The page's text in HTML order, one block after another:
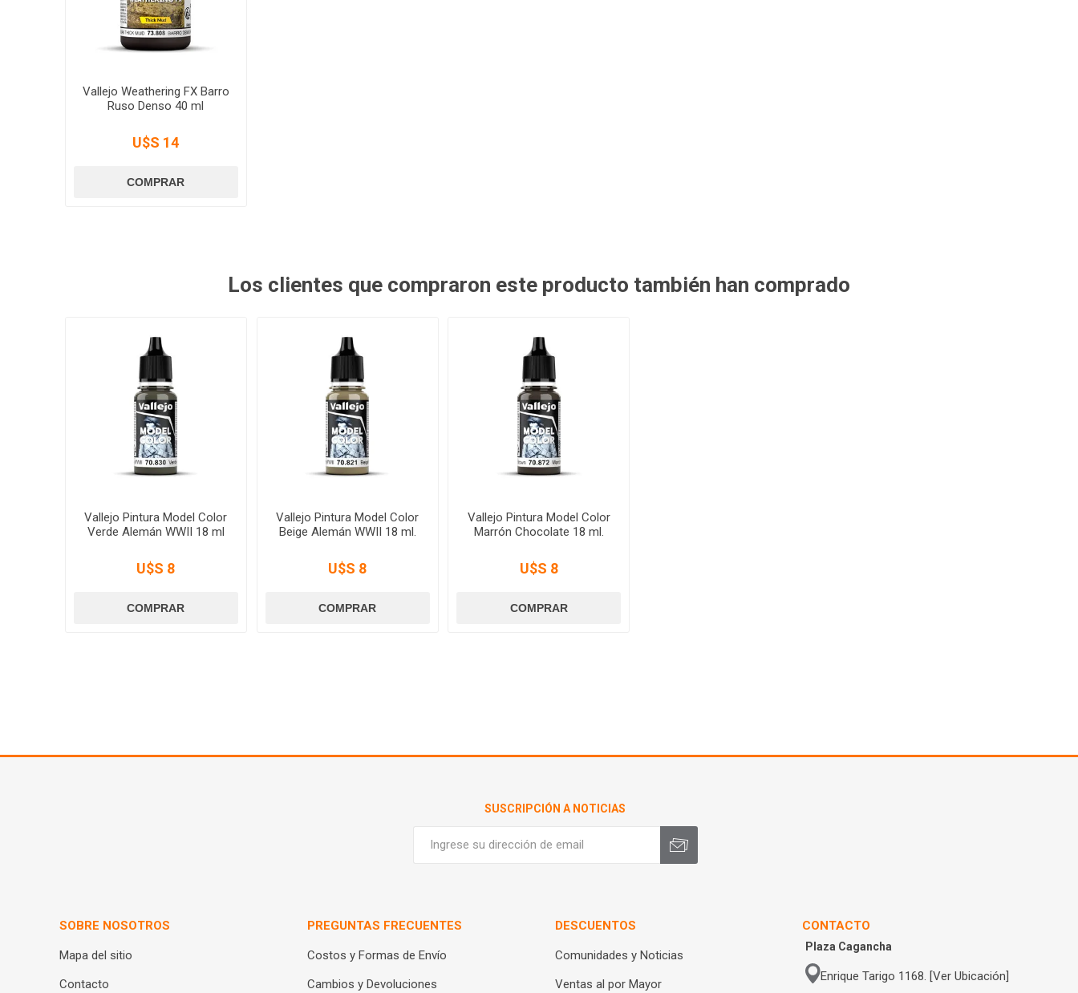
Vallejo Weathering FX Barro
Ruso Denso 40 ml
U$S 14
Los clientes que compraron este producto también han comprado
Vallejo Pintura Model Color
Verde Alemán WWII 18 ml
U$S 8
Vallejo Pintura Model Color
Beige Alemán WWII 18 ml.
U$S 8
Vallejo Pintura Model Color
Marrón Chocolate 18 ml.
U$S 8
SUSCRIPCIÓN A NOTICIAS
SOBRE NOSOTROS
Mapa del sitio
Contacto
PREGUNTAS FRECUENTES
Costos y Formas de Envío
Cambios y Devoluciones
DESCUENTOS
Comunidades y Noticias
Ventas al por Mayor
CONTACTO
Plaza Cagancha
Enrique Tarigo 1168. [Ver Ubicación]